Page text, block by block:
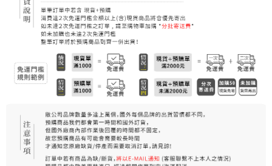
7-11取貨付款
每筆NT$80，滿NT$999(含以上)免運費
7-11純取貨 (先付款
每筆NT$80，滿NT$999(含以上)免運費
每筆NT$100，滿NT$999(含以上)免運費
離島宅配（澎湖、金門、馬祖、小琉球）
每筆NT$250，滿NT$3,000(含以上)免運費